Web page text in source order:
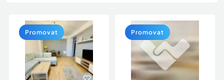
Animale de companie
Afaceri și echipamente profesionale
Inchiriere Bunuri si Vehicule
Piese auto si accesorii
Dacia Duster
Promovat Promovat